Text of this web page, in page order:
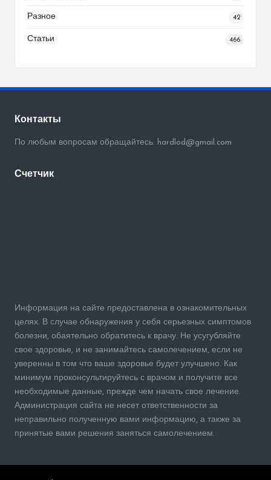
Разное 42
Статьи 466
Контакты
По любым вопросам обращайтесь: hardlod@gmail.com
Счетчик
Информация на сайте предоставлена в ознакомительных
целях. В случае обнаружения у себя серьезных симптомов
болезни, обаятельно обратитесь к врачу. Не усугубляйте
свое здоровье, и не занимайтесь самолечением, если не
уверенны в том что ваше здоровье будет улучшено. Как
минимум проконсультируйтесь с врачом и получите все
необходимые данные, прежде чем начать свое лечение.
Администрация сайта не несет ответственности за
неправильно полученную вами информацию, а также за
принятые вами решения заняться самолечением.